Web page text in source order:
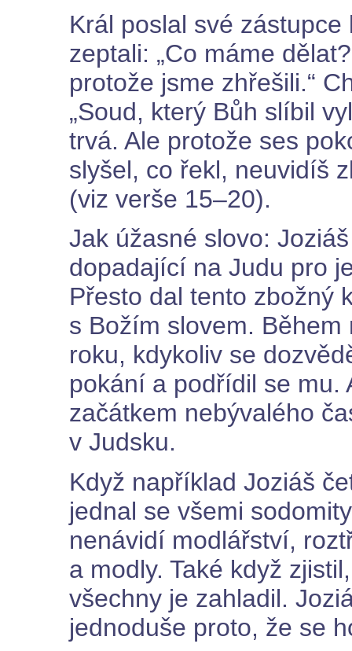
Král poslal své
zeptali: „Co máme
protože jsme zhřešili.“
„Soud, který Bůh slíbil
trvá. Ale protože ses
slyšel, co řekl, neuvidíš
(viz verše 15–20).
Jak úžasné slovo:
dopadající na Judu pro
Přesto dal tento zbožný
s Božím slovem.
roku, kdykoliv se
pokání a podřídil se mu.
začátkem nebývalého
v Judsku.
Když například Joziáš
jednal se všemi
nenávidí modlářství,
a modly. Také když
všechny je zahladil.
jednoduše proto, že se